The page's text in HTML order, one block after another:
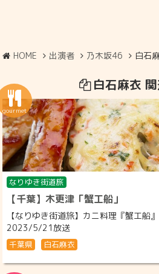
HOME 出演者 乃木坂46 白石
白石麻衣
なりゆき街道旅
【千葉】木更津「蟹工船」
【なりゆき街道旅】カニ料理『蟹工船
2023/5/21放送
千葉県 白石麻衣